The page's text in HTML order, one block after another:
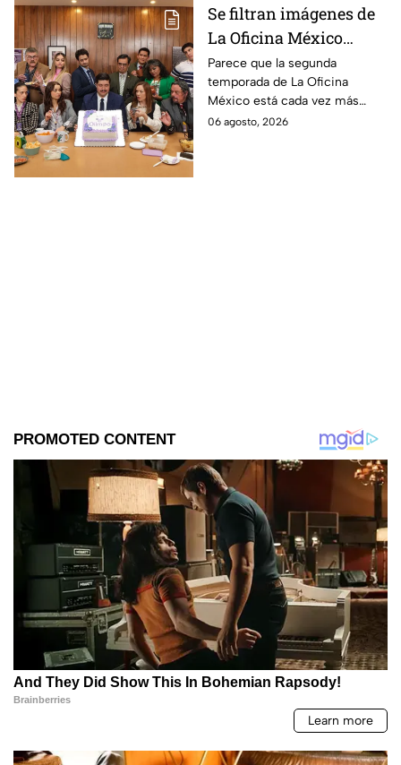
Se filtran imágenes de
La Oficina México
temporada 2 y un
detalle desata teorías
entre los fans
Parece que la segunda
temporada de La Oficina
México está cada vez más
cerca, pues el elenco ya se
06 agosto, 2026